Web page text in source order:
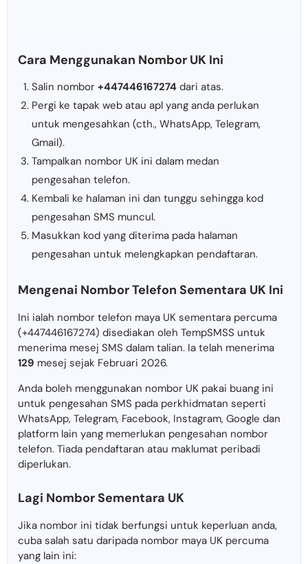
Cara Menggunakan Nombor UK Ini
Salin nombor +447446167274 dari atas.
Pergi ke tapak web atau apl yang anda perlukan
untuk mengesahkan (cth., WhatsApp, Telegram,
Gmail).
Tampalkan nombor UK ini dalam medan
pengesahan telefon.
Kembali ke halaman ini dan tunggu sehingga kod
pengesahan SMS muncul.
Masukkan kod yang diterima pada halaman
pengesahan untuk melengkapkan pendaftaran.
Mengenai Nombor Telefon Sementara UK Ini
Ini ialah nombor telefon maya UK sementara percuma
(+447446167274) disediakan oleh TempSMSS untuk
menerima mesej SMS dalam talian. Ia telah menerima
129 mesej sejak Februari 2026.
Anda boleh menggunakan nombor UK pakai buang ini
untuk pengesahan SMS pada perkhidmatan seperti
WhatsApp, Telegram, Facebook, Instagram, Google dan
platform lain yang memerlukan pengesahan nombor
telefon. Tiada pendaftaran atau maklumat peribadi
diperlukan.
Lagi Nombor Sementara UK
Jika nombor ini tidak berfungsi untuk keperluan anda,
cuba salah satu daripada nombor maya UK percuma
yang lain ini: